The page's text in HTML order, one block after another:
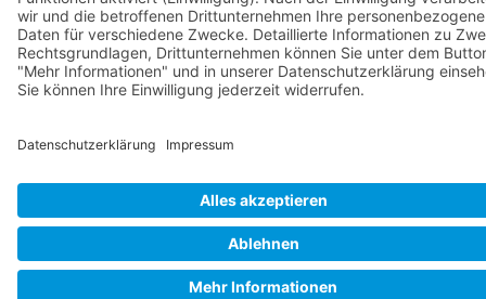
© 2025Hoffnungstaler Stiftung Lobetal · Bodelschwinghstr. 27 · 16321
Bernau OT Lobetal · Tel.: +49(0)3338-66-0 ·info@lobetal.de·Erklärung zur
Barrierefreiheit·Impressum·Datenschutz